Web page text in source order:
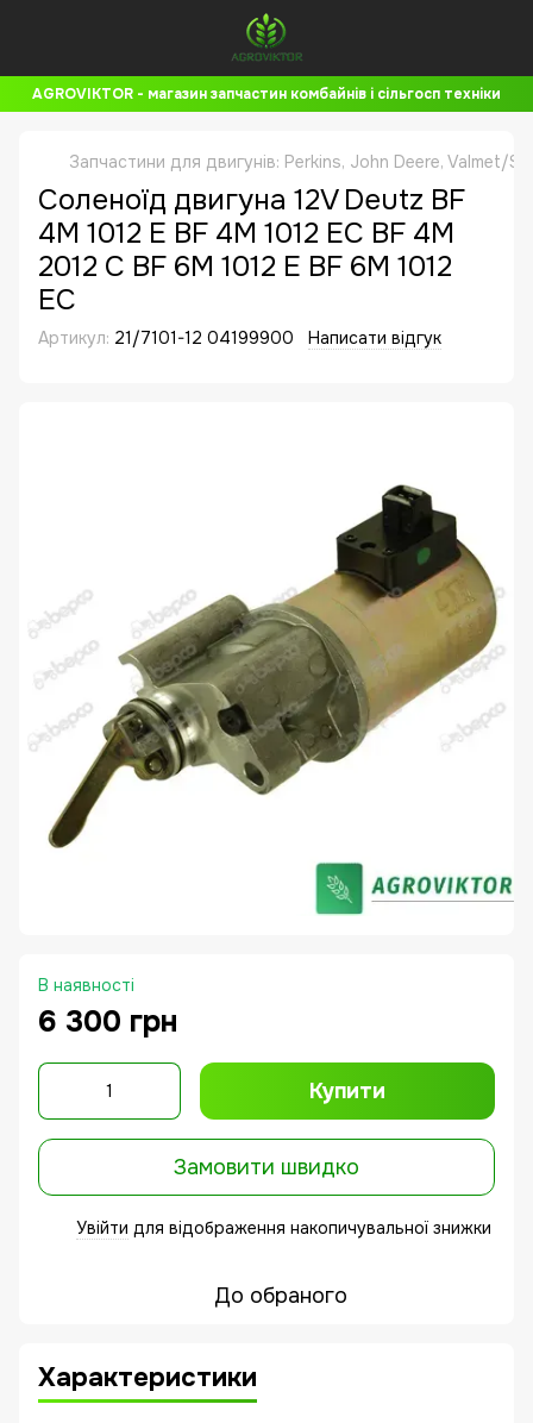
AGROVIKTOR - магазин запчастин комбайнів і сільгосп техніки
Запчастини для двигунів: Perkins, John Deere, Valmet/
Соленоїд двигуна 12V Deutz BF
4M 1012 E BF 4M 1012 EC BF 4M
2012 C BF 6M 1012 E BF 6M 1012
EC
Артикул: 21/7101-12 04199900 Написати відгук
В наявності
6 300 грн
Купити
Замовити швидко
Увійти для відображення накопичувальної знижки
До обраного
Характеристики